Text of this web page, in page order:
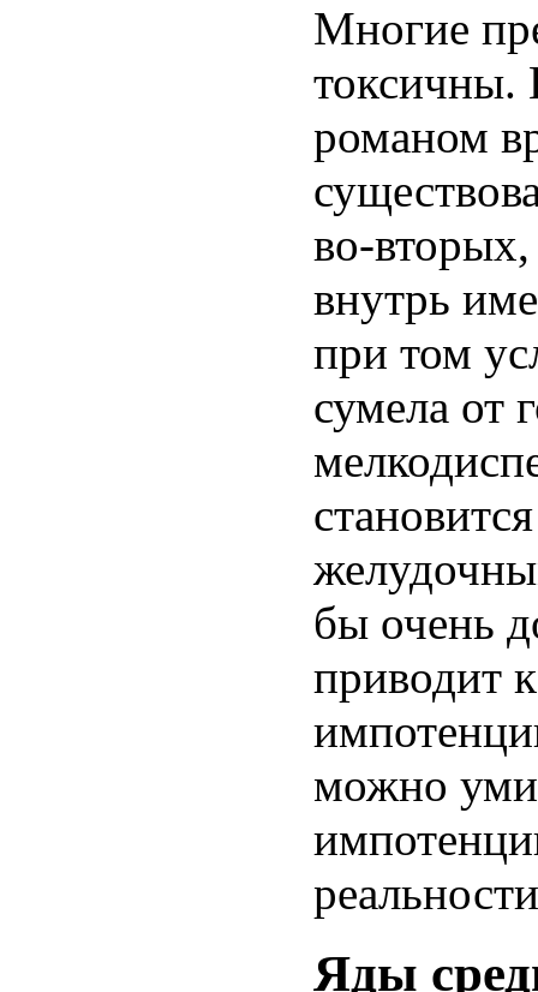
Многие
токсичны.
романом
во-
внутрь
при том
сумела от
бы очень
приводит
можно
Яды